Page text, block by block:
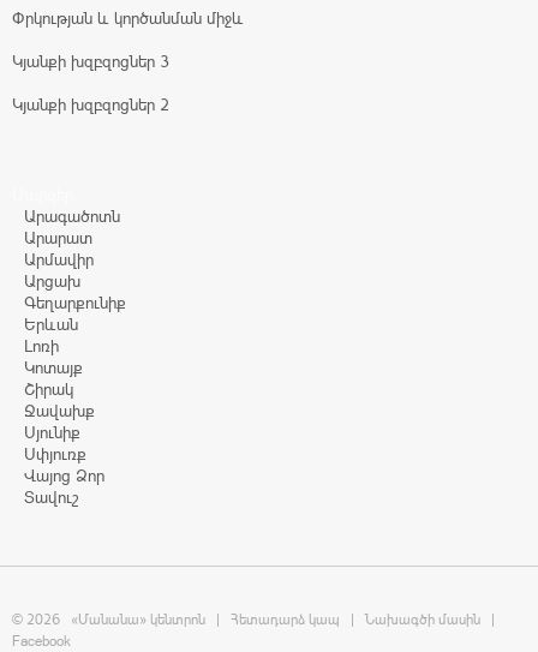
Փրկության և կործանման միջև
Կյանքի խզբզոցներ 3
Կյանքի խզբզոցներ 2
Արագածոտն
Արարատ
Արմավիր
Արցախ
Գեղարքունիք
Երևան
Լոռի
Կոտայք
Շիրակ
Ջավախք
Սյունիք
Սփյուռք
Վայոց Ձոր
Տավուշ
© 2026 «Մանանա» կենտրոն | Հետադարձ կապ |Նախագծի մասին |
Facebook